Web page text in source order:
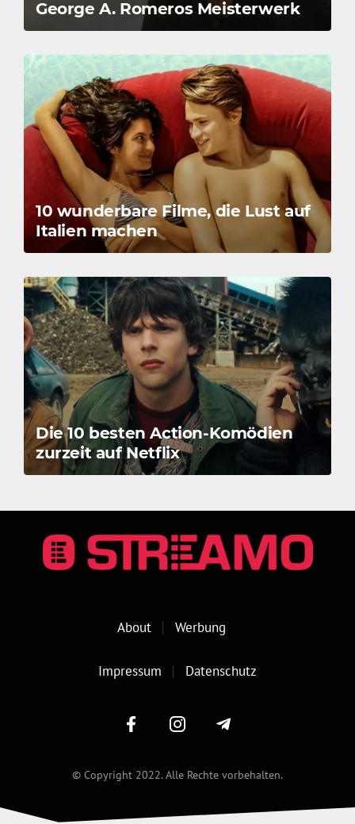
George A. Romeros Meisterwerk
10 wunderbare Filme, die Lust auf
Italien machen
Die 10 besten Action-Komödien
zurzeit auf Netflix
About Werbung
Impressum Datenschutz
© Copyright 2022. Alle Rechte vorbehalten.